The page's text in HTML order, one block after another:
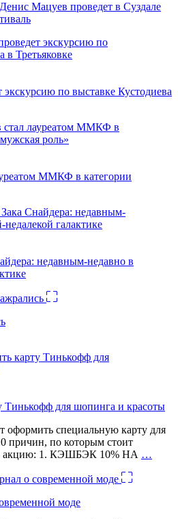
Мацуев проведет в Суздале
по выставке Кустодиева
ММКФ в категории
недавным-недавно в
Тинькофф для шопинга и красоты
оформить специальную карту для
причин, по которым стоит
акцию: 1. КЭШБЭК 10% НА …
моде